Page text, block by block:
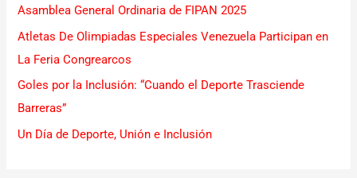
r
:
Asamblea General Ordinaria de FIPAN 2025
Atletas De Olimpiadas Especiales Venezuela Participan en
La Feria Congrearcos
Goles por la Inclusión: “Cuando el Deporte Trasciende
Barreras”
Un Día de Deporte, Unión e Inclusión